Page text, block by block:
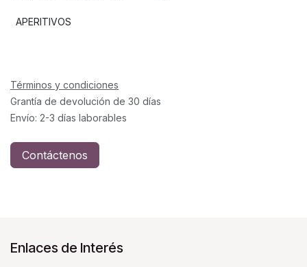
APERITIVOS
Términos y condiciones
Grantía de devolución de 30 días
Envío: 2-3 días laborables
Contáctenos
Enlaces de Interés